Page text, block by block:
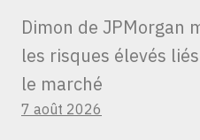
Dimon de JPMorgan
les risques élevés
le marché
7 août 2026